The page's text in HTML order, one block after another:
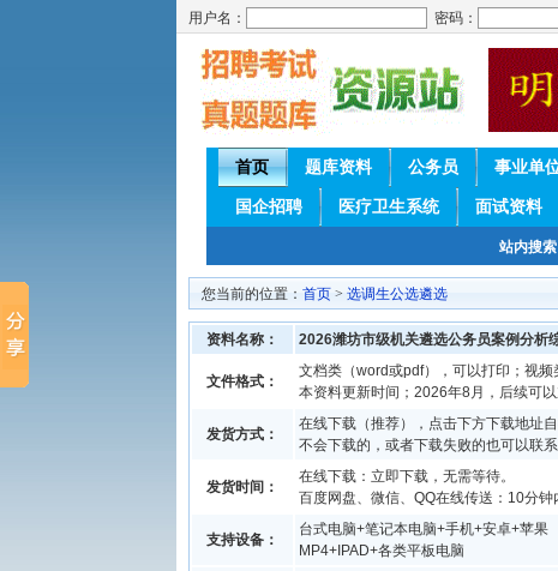
用户名： 密码：
首页 题库资料 公务员 事业单
国企招聘 医疗卫生系统 面试资料
站内搜索
您当前的位置： 首页 > 选调生公选遴选
资料名称： 2026潍坊市级机关遴选公务员案例分析
文件格式：
文档类（word或pdf），可以打印；视频
本资料更新时间；2026年8月，后续可
发货方式：
在线下载（推荐），点击下方下载地址
不会下载的，或者下载失败的也可以联
发货时间：
在线下载：立即下载，无需等待。
百度网盘、微信、QQ在线传送：10分钟
支持设备：
台式电脑+笔记本电脑+手机+安卓+苹果
MP4+IPAD+各类平板电脑